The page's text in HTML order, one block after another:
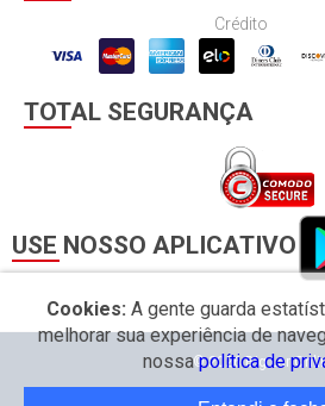
Crédito
TOTAL SEGURANÇA
USE NOSSO APLICATIVO
Cookies: A gente guarda
melhorar sua experiência de
nossapolítica de
© 2026 Big Lar